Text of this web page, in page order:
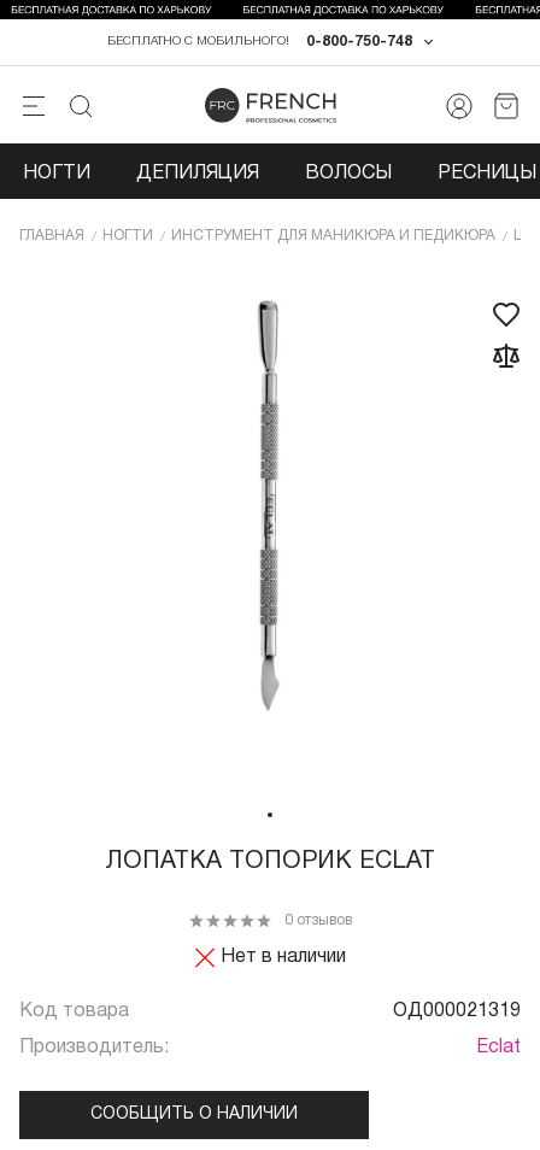
0-800-750-748
БЕСПЛАТНО С МОБИЛЬНОГО!
НОГТИ ДЕПИЛЯЦИЯ ВОЛОСЫ РЕСНИЦЫ
ГЛАВНАЯ НОГТИ ИНCТРУМЕНТ ДЛЯ МАНИКЮРА И ПЕДИКЮРА
ЛОПАТКА ТОПОРИК ECLAT
Нет в наличии
0 отзывов
Код товара ОД000021319
Производитель: Eclat
СООБЩИТЬ О НАЛИЧИИ